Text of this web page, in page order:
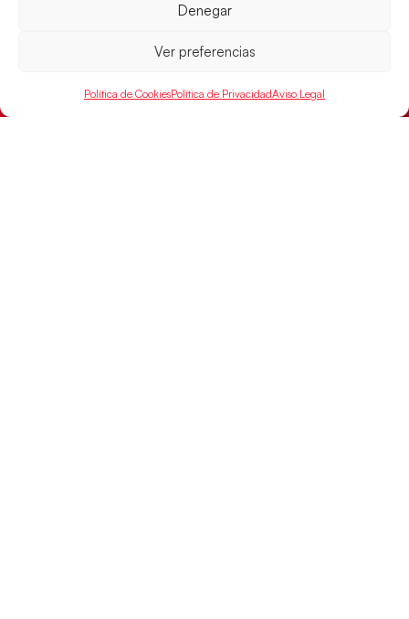
Denegar
Ver preferencias
Política de CookiesPolítica de PrivacidadAviso Legal